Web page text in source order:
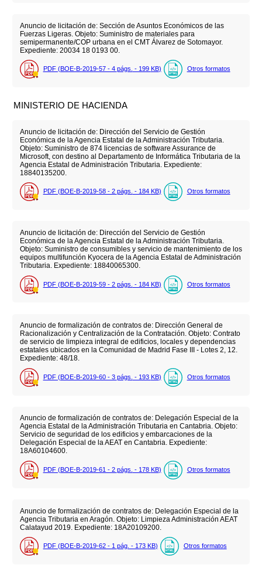
Anuncio de licitación de: Sección de Asuntos Económicos de las
Fuerzas Ligeras. Objeto: Suministro de materiales para
semipermanente/COP urbana en el CMT Álvarez de Sotomayor.
Expediente: 20034 18 0193 00.
PDF (BOE-B-2019-57 - 4 págs. - 199 KB) Otros formatos
MINISTERIO DE HACIENDA
Anuncio de licitación de: Dirección del Servicio de Gestión
Económica de la Agencia Estatal de la Administración Tributaria.
Objeto: Suministro de 874 licencias de software Assurance de
Microsoft, con destino al Departamento de Informática Tributaria de la
Agencia Estatal de Administración Tributaria. Expediente:
18840135200.
PDF (BOE-B-2019-58 - 2 págs. - 184 KB) Otros formatos
Anuncio de licitación de: Dirección del Servicio de Gestión
Económica de la Agencia Estatal de la Administración Tributaria.
Objeto: Suministro de consumibles y servicio de mantenimiento de los
equipos multifunción Kyocera de la Agencia Estatal de Administración
Tributaria. Expediente: 18840065300.
PDF (BOE-B-2019-59 - 2 págs. - 184 KB) Otros formatos
Anuncio de formalización de contratos de: Dirección General de
Racionalización y Centralización de la Contratación. Objeto: Contrato
de servicio de limpieza integral de edificios, locales y dependencias
estatales ubicados en la Comunidad de Madrid Fase III - Lotes 2, 12.
Expediente: 48/18.
PDF (BOE-B-2019-60 - 3 págs. - 193 KB) Otros formatos
Anuncio de formalización de contratos de: Delegación Especial de la
Agencia Estatal de la Administración Tributaria en Cantabria. Objeto:
Servicio de seguridad de los edificios y embarcaciones de la
Delegación Especial de la AEAT en Cantabria. Expediente:
18A60104600.
PDF (BOE-B-2019-61 - 2 págs. - 178 KB) Otros formatos
Anuncio de formalización de contratos de: Delegación Especial de la
Agencia Tributaria en Aragón. Objeto: Limpieza Administración AEAT
Calatayud 2019. Expediente: 18A20109200.
PDF (BOE-B-2019-62 - 1 pág. - 173 KB) Otros formatos